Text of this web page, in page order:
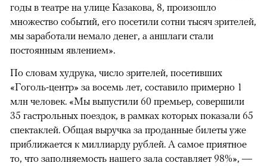
годы в театре на улице Казакова, 8, произошло
множество событий, его посетили сотни тысяч зрителей,
мы заработали немало денег, а аншлаги стали
постоянным явлением».
По словам худрука, число зрителей, посетивших
«Гоголь-центр» за восемь лет, составило примерно 1
млн человек. «Мы выпустили 60 премьер, совершили
35 гастрольных поездок, в рамках которых показали 65
спектаклей. Общая выручка за проданные билеты уже
приближается к миллиарду рублей. А самое приятное
то, что заполняемость нашего зала составляет 98%», —